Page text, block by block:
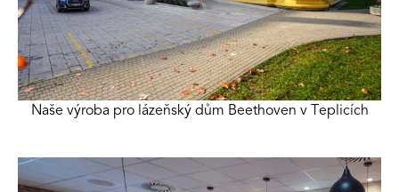
Naše výroba pro lázeňský dům Beethoven v Teplicích